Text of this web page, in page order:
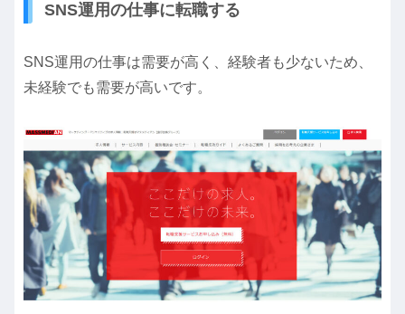
SNS運用の仕事に転職する
SNS運用の仕事は需要が高く、経験者も少ないため、
未経験でも需要が高いです。